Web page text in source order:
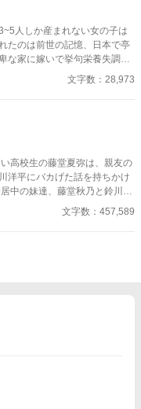
たのは前世の記憶、日本で亭
な家に嫁いで挙句栄養失調と
和な家庭！でありえない最後
思っ
文字数：28,973
洋平にバカげた話を持ちかけ
美咲は、美男
なのだけれど、男子に嫌悪感
文字数：457,589